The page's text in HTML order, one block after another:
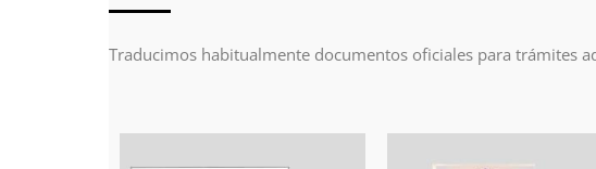
Traducimos habitualmente documentos oficiales para trámites